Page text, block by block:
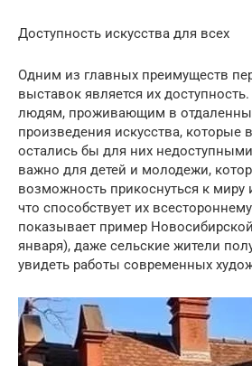
Доступность искусства для всех
Одним из главных преимуществ
выставок является их
людям, проживающим в
произведения искусства, которые
остались бы для них
важно для детей и молодежи,
возможность прикоснуться к миру
что способствует их
показывает пример
января), даже сельские жители
увидеть работы современных